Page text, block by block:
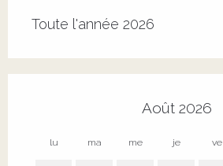
Toute l'année 2026
Août 2026
lu ma me je ve